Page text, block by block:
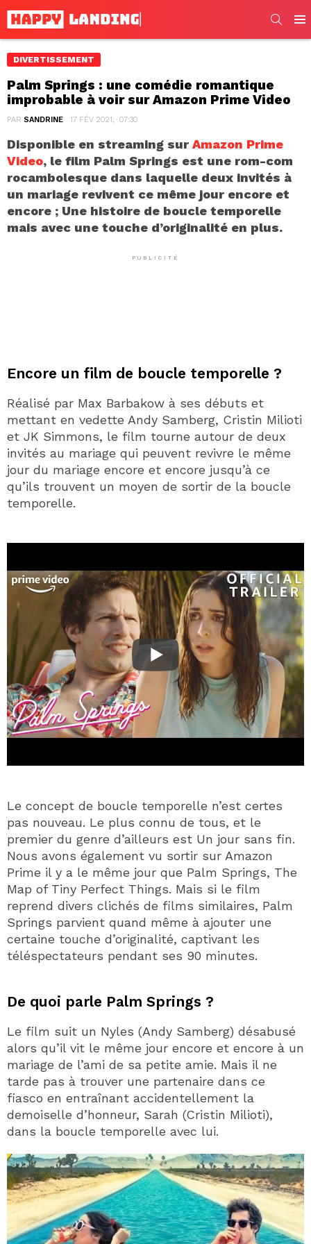
DIVERTISSEMENT
Palm Springs : une comédie romantique
improbable à voir sur Amazon Prime Video
PAR SANDRINE 17 FÉV 2021, · 07:30
Disponible en streaming sur Amazon Prime
Video, le film Palm Springs est une rom-com
rocambolesque dans laquelle deux invités à
un mariage revivent ce même jour encore et
encore ; Une histoire de boucle temporelle
mais avec une touche d’originalité en plus.
PUBLICITÉ
Encore un film de boucle temporelle ?
Réalisé par Max Barbakow à ses débuts et
mettant en vedette Andy Samberg, Cristin Milioti
et JK Simmons, le film tourne autour de deux
invités au mariage qui peuvent revivre le même
jour du mariage encore et encore jusqu’à ce
qu’ils trouvent un moyen de sortir de la boucle
temporelle.
Le concept de boucle temporelle n’est certes
pas nouveau. Le plus connu de tous, et le
premier du genre d’ailleurs est Un jour sans fin.
Nous avons également vu sortir sur Amazon
Prime il y a le même jour que Palm Springs, The
Map of Tiny Perfect Things. Mais si le film
reprend divers clichés de films similaires, Palm
Springs parvient quand même à ajouter une
certaine touche d’originalité, captivant les
téléspectateurs pendant ses 90 minutes.
De quoi parle Palm Springs ?
Le film suit un Nyles (Andy Samberg) désabusé
alors qu’il vit le même jour encore et encore à un
mariage de l’ami de sa petite amie. Mais il ne
tarde pas à trouver une partenaire dans ce
fiasco en entraînant accidentellement la
demoiselle d’honneur, Sarah (Cristin Milioti),
dans la boucle temporelle avec lui.